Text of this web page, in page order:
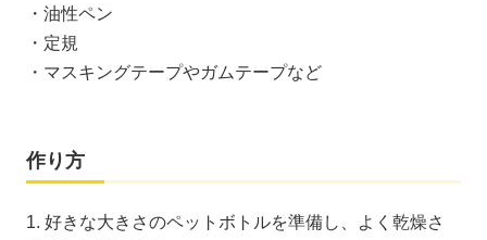
・油性ペン
・定規
・マスキングテープやガムテープなど
作り方
1. 好きな大きさのペットボトルを準備し、よく乾燥さ